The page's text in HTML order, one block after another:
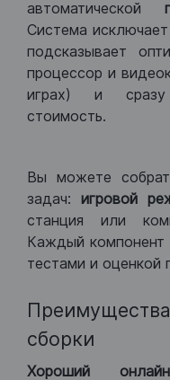
автоматической
Система
подсказывает
процессор и
играх) и сразу
стоимость.
Вы можете
задач: игровой
станция или
Каждый компонент
тестами и оценкой
сборки
Хороший